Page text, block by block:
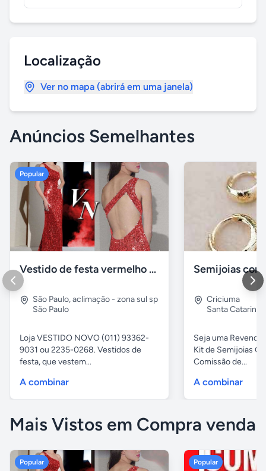
Localização
Ver no mapa (abrirá em uma janela)
Anúncios Semelhantes
Popular
Vestido de festa vermelho com brilho e pedraria
São Paulo,aclimação - zona sul sp
São Paulo
Loja VESTIDO NOVO (011) 93362-
9031 ou 2235-0268. Vestidos de
festa, que vestem...
A combinar
Criciuma
Santa Catarina
Seja uma
Kit de Semijoias
Comissão de...
A combinar
Mais Vistos em Compra venda
Popular Popular